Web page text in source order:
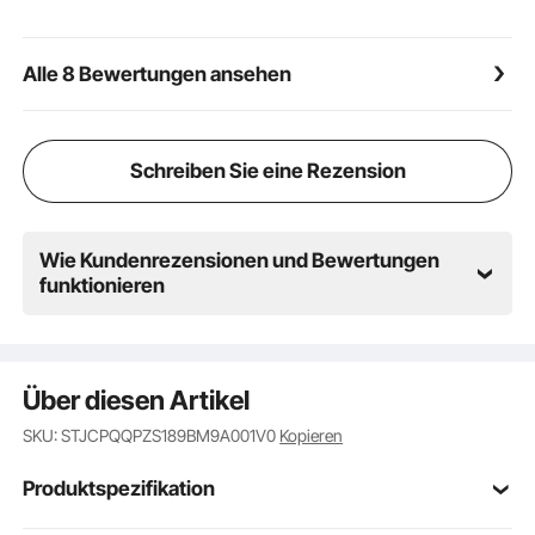
vormontiert. Mit nur wenigen Handgriffen ist das
Alle 8 Bewertungen ansehen
Schreiben Sie eine Rezension
Wie Kundenrezensionen und Bewertungen
funktionieren
Über diesen Artikel
SKU: STJCPQQPZS189BM9A001V0 Kopieren
Produktspezifikation